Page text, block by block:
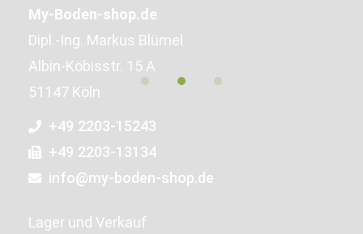
My-Boden-shop.de
Dipl.-Ing. Markus Blümel
Albin-Köbisstr. 15 A
51147 Köln
+49 2203-15243
+49 2203-13134
info@my-boden-shop.de
Lager und Verkauf